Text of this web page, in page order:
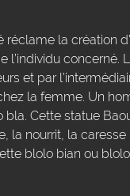
réclame la création
l’individu concerné.
et par
la femme. Un
Cette statue
la nourrit, la caresse
blolo bian ou